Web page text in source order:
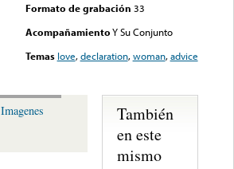
Formato de grabación 33
AcompañamientoY Su Conjunto
Temas love,declaration,woman,advice
Imagenes
También
en este
mismo